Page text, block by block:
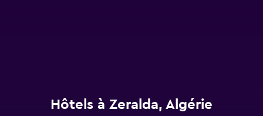
Hôtels à Zeralda, Algérie